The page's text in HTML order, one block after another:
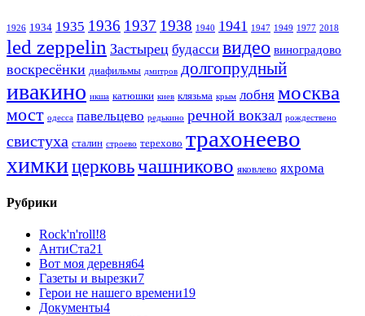
1926 1934 1935 1936 1937 1938 1940 1941 1947 1949 1977 2018
led zeppelin Застырец будасси видео виноградово
воскресёнки диафильмы дмитров долгопрудный
ивакино икша катюшки киев клязьма крым лобня москва
мост одесса павельцево редькино речной вокзал рождествено
свистуха сталин строево терехово трахонеево
химкицерковьчашниково яковлево яхрома
Рубрики
Rock'n'roll!8
АнтиСта21
Вот моя деревня64
Газеты и вырезки7
Герои не нашего времени19
Документы4